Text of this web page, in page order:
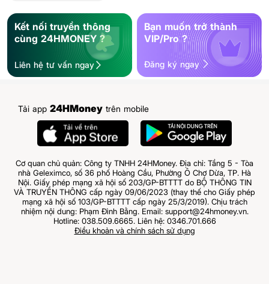
Kết nối truyền thông
cùng 24HMONEY ?
Liên hệ tư vấn ngay
Bạn muốn trở thành
VIP/Pro ?
Đăng ký ngay
Tải app 24HMoney trên mobile
Cơ quan chủ quản: Công ty TNHH 24HMoney. Địa chỉ: Tầng 5 - Tòa
nhà Geleximco, số 36 phố Hoàng Cầu, Phường Ô Chợ Dừa, TP. Hà
Nội. Giấy phép mạng xã hội số 203/GP-BTTTT do BỘ THÔNG TIN
VÀ TRUYỀN THÔNG cấp ngày 09/06/2023 (thay thế cho Giấy phép
mạng xã hội số 103/GP-BTTTT cấp ngày 25/3/2019). Chịu trách
nhiệm nội dung: Phạm Đình Bằng. Email: support@24hmoney.vn.
Hotline: 038.509.6665. Liên hệ: 0346.701.666
Điều khoản và chính sách sử dụng